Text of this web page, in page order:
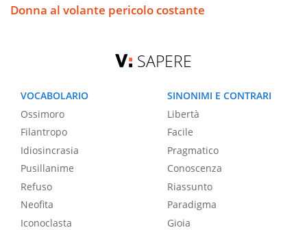
Donna al volante pericolo costante
SAPERE
VOCABOLARIO
Ossimoro
Filantropo
Idiosincrasia
Pusillanime
Refuso
Neofita
Iconoclasta
SINONIMI E CONTRARI
Libertà
Facile
Pragmatico
Conoscenza
Riassunto
Paradigma
Gioia